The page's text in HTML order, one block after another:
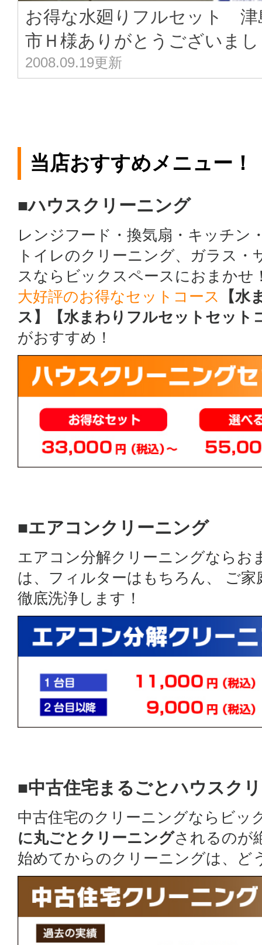
お得な水廻りフルセット 津
市Ｈ様ありがとうございまし
2008.09.19更新
当店おすすめメニュー！
■ハウスクリーニング
レンジフード・換気扇・キッチン
トイレのクリーニング、ガラス
スならビックスペースにおまかせ
大好評のお得なセットコース
【
ス】【水まわりフルセットセット
がおすすめ！
■エアコンクリーニング
エアコン分解クリーニングならお
は、フィルターはもちろん、 ご
徹底洗浄します！
■中古住宅まるごとハウスク
中古住宅のクリーニングならビッ
に丸ごとクリーニングされるのが
始めてからのクリーニングは、ど